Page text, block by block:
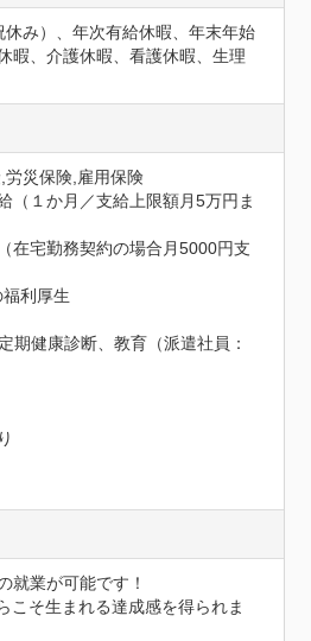
み）、年次有給休暇、年末年始
暇、介護休暇、看護休暇、生理
労災保険,雇用保険
（１か月／支給上限額月5万円ま
在宅勤務契約の場合月5000円支
利厚生
期健康診断、教育（派遣社員：
就業が可能です！
こそ生まれる達成感を得られま